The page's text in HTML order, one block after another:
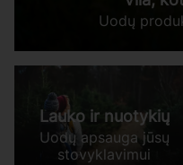
Uodų
Lauko ir nuotykių
Uodų apsauga jūsų
stovyklavimui